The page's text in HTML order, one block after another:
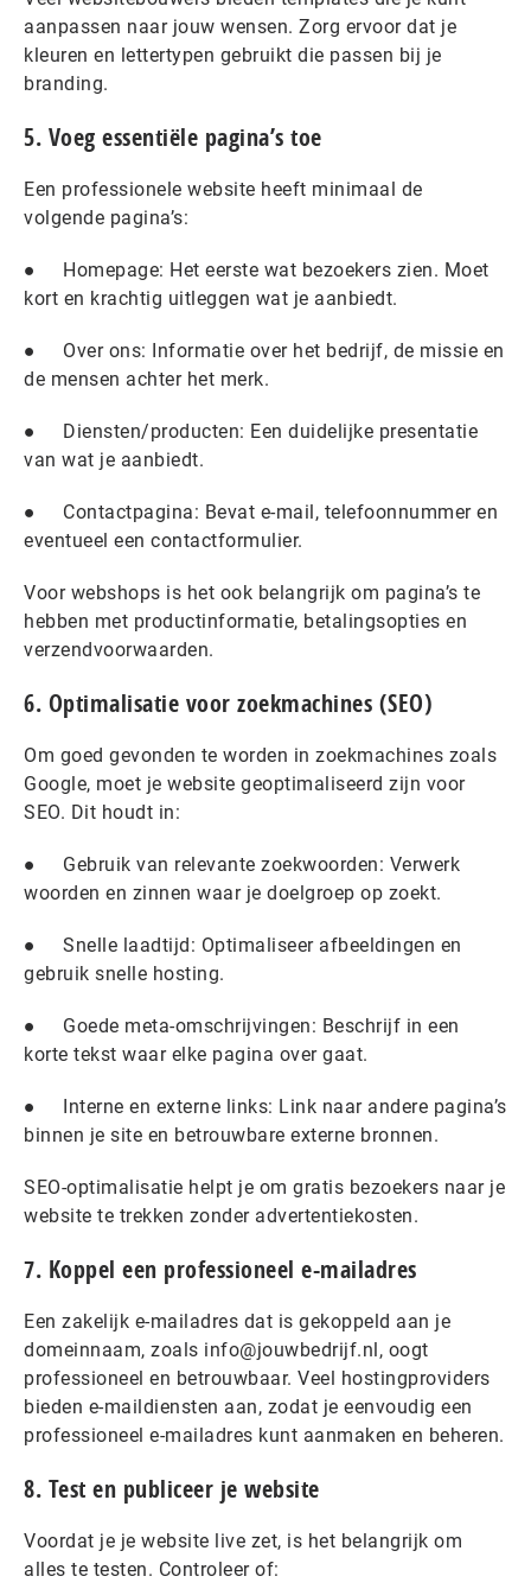
aanpassen naar jouw wensen. Zorg ervoor dat je
kleuren en lettertypen gebruikt die passen bij je
branding.
5. Voeg essentiële pagina’s toe
Een professionele website heeft minimaal de
volgende pagina’s:
● Homepage: Het eerste wat bezoekers zien. Moet
kort en krachtig uitleggen wat je aanbiedt.
● Over ons: Informatie over het bedrijf, de missie en
de mensen achter het merk.
● Diensten/producten: Een duidelijke presentatie
van wat je aanbiedt.
● Contactpagina: Bevat e-mail, telefoonnummer en
eventueel een contactformulier.
Voor webshops is het ook belangrijk om pagina’s te
hebben met productinformatie, betalingsopties en
verzendvoorwaarden.
6. Optimalisatie voor zoekmachines (SEO)
Om goed gevonden te worden in zoekmachines zoals
Google, moet je website geoptimaliseerd zijn voor
SEO. Dit houdt in:
● Gebruik van relevante zoekwoorden: Verwerk
woorden en zinnen waar je doelgroep op zoekt.
● Snelle laadtijd: Optimaliseer afbeeldingen en
gebruik snelle hosting.
● Goede meta-omschrijvingen: Beschrijf in een
korte tekst waar elke pagina over gaat.
● Interne en externe links: Link naar andere pagina’s
binnen je site en betrouwbare externe bronnen.
SEO-optimalisatie helpt je om gratis bezoekers naar je
website te trekken zonder advertentiekosten.
7. Koppel een professioneel e-mailadres
Een zakelijk e-mailadres dat is gekoppeld aan je
domeinnaam, zoals info@jouwbedrijf.nl, oogt
professioneel en betrouwbaar. Veel hostingproviders
bieden e-maildiensten aan, zodat je eenvoudig een
professioneel e-mailadres kunt aanmaken en beheren.
8. Test en publiceer je website
Voordat je je website live zet, is het belangrijk om
alles te testen. Controleer of: